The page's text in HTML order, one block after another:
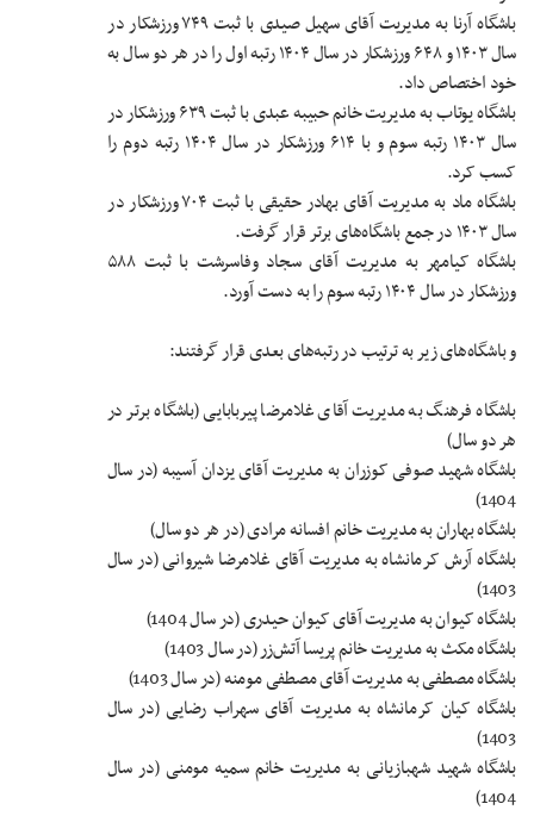
باشگاه آرنا به مدیریت آقای سهیل صیدی با ثبت ۷۴۹ ورزشکار در
سال ۱۴۰۳ و ۶۴۸ ورزشکار در سال ۱۴۰۴ رتبه اول را در هر دو سال به
خود اختصاص داد.
باشگاه یوتاب به مدیریت خانم حبیبه عبدی با ثبت ۶۳۹ ورزشکار در
سال ۱۴۰۳ رتبه سوم و با ۶۱۴ ورزشکار در سال ۱۴۰۴ رتبه دوم را
کسب کرد.
باشگاه ماد به مدیریت آقای بهادر حقیقی با ثبت ۷۰۴ ورزشکار در
سال ۱۴۰۳ در جمع باشگاه‌های برتر قرار گرفت.
باشگاه کیامهر به مدیریت آقای سجاد وفاسرشت با ثبت ۵۸۸
ورزشکار در سال ۱۴۰۴ رتبه سوم را به دست آورد.
و باشگاه‌های زیر به ترتیب در رتبه‌های بعدی قرار گرفتند:
باشگاه فرهنگ به مدیریت آقای غلامرضا پیربابایی (باشگاه برتر در
هر دو سال)
باشگاه شهید صوفی کوزران به مدیریت آقای یزدان آسیبه (در سال
1404)
باشگاه بهاران به مدیریت خانم افسانه مرادی (در هر دو سال)
باشگاه آرش کرمانشاه به مدیریت آقای غلامرضا شیروانی (در سال
1403)
باشگاه کیوان به مدیریت آقای کیوان حیدری (در سال 1404)
باشگاه مکث به مدیریت خانم پریسا آتش‌زر (در سال 1403)
باشگاه مصطفی به مدیریت آقای مصطفی مومنه (در سال 1403)
باشگاه کیان کرمانشاه به مدیریت آقای سهراب رضایی (در سال
1403)
باشگاه شهید شهبازیانی به مدیریت خانم سمیه مومنی (در سال
1404)